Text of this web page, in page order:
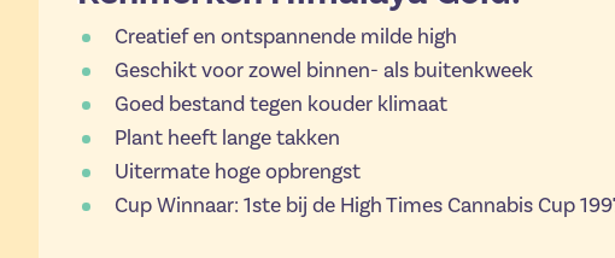
Creatief en ontspannende milde high
Geschikt voor zowel binnen- als buitenkweek
Goed bestand tegen kouder klimaat
Plant heeft lange takken
Uitermate hoge opbrengst
Cup Winnaar: 1ste bij de High Times Cannabis Cup